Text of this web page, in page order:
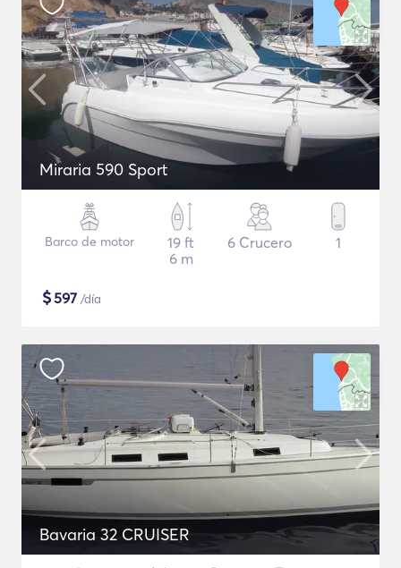
Miraria 590 Sport
Barco de motor
19 ft
6 m
6 Crucero 1
$597 /día
Bavaria 32 CRUISER